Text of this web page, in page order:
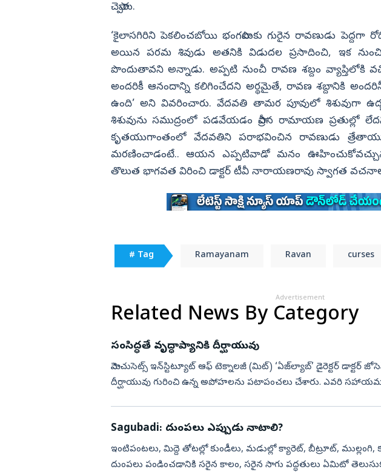
చెప్పారు.
‘కైలాసగిరిని పెకలించబోయి భంగపాటుకు గురైన రావణుడు పెద్దగా
అయిన పరమ శివుడు అతనికి విడుదల ప్రసాదించి, ఇక
పొందుతావని అన్నాడు. అప్పటి నుంచీ రావణ శబ్దం వ్యాప్తిలోకి
అందరికీ ఆనందాన్ని కలిగించేదని అర్థమైతే, రావణ శబ్దానికి
ఉంది’ అని వివరించారు. వేదవతి తామర పూవులో శిశువుగా
శిశువును సముద్రంలో పడవేయడం ప్రాచీన రామాయణ ప్రతుల్లో లేదని,
కృతయుగాంతంలో వేదవతిని పరాభవించిన రావణుడు
మరణించాడంటే.. ఆయన ఎప్పటివాడో మనం
తొలుత భాగవత విరించి డాక్టర్‌ టీవీ నారాయణరావు స్వాగత
# Tag Ramayanam Ravan curses
Advertisement
Related News By Category
సంసిద్ధతే వృద్ధాప్యానికి దీర్ఘాయువు
మెసాచుసెట్స్‌ ఇన్‌స్టిట్యూట్‌ ఆఫ్‌ టెక్నాలజీ (మిట్‌) ‘ఏజ్‌ల్యాబ్‌’ డైరెక్టర్‌ డాక్టర్‌
దీర్ఘాయువు గురించి ఉన్న అపోహలను పటాపంచలు చేశారు. ఎవరి
Sagubadi: దుంపలు ఎప్పుడు నాటాలి?
ఇంటిపంటలు, మిద్దె తోటల్లో కుండీలు, మడుల్లో క్యారెట్, బీట్రూట్,
దుంపలు పండించడానికి సరైన కాలం, సరైన సాగు పద్ధతులు ఏమిటో తెలుసుకుందాం. క్యారెట్, బీట్రూట్,